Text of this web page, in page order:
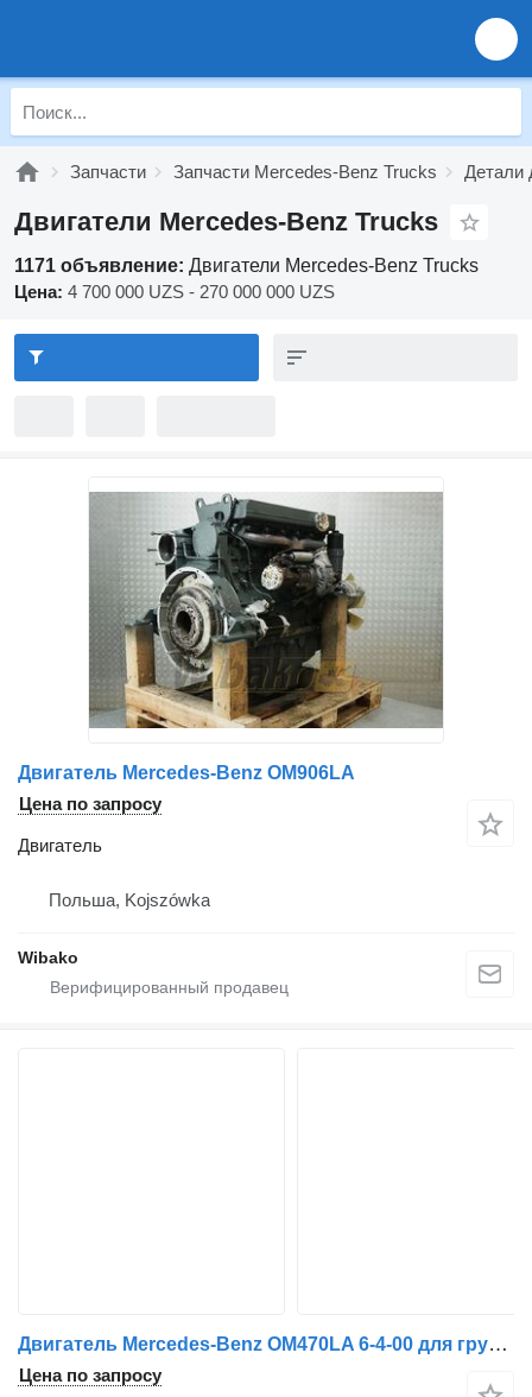
Запчасти Запчасти Mercedes-Benz Trucks Детали
Двигатели Mercedes-Benz Trucks
1171 объявление: Двигатели Mercedes-Benz Trucks
Цена: 4 700 000 UZS - 270 000 000 UZS
Двигатель Mercedes-Benz OM906LA
Цена по запросу
Двигатель
Польша, Kojszówka
Wibako
Двигатель Mercedes-Benz OM470LA 6-4-00 для грузовика
Цена по запросу